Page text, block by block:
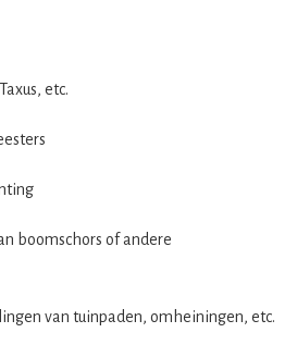
etc.
boomschors of andere
van tuinpaden, omheiningen, etc.